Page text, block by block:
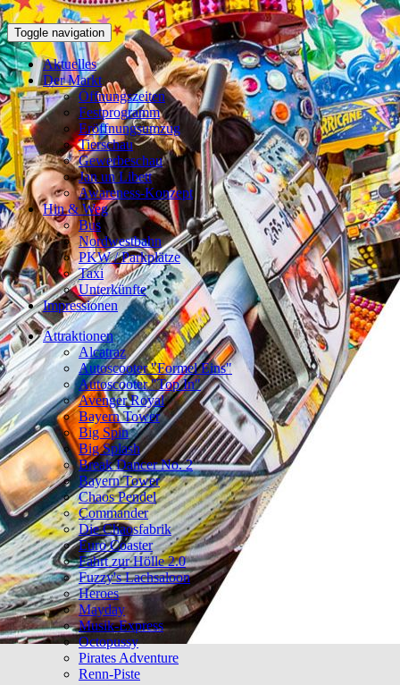
Toggle navigation
Aktuelles
Der Markt
Öffnungszeiten
Festprogramm
Eröffnungsumzug
Tierschau
Gewerbeschau
Jan un Libett
Awareness-Konzept
Hin & Weg
Bus
Nordwestbahn
PKW / Parkplätze
Taxi
Unterkünfte
Impressionen
Attraktionen
Alcatraz
Autoscooter "Formel Eins"
Autoscooter "Top In"
Avenger Royal
Bayern Tower
Big Spin
Big Splash
Break Dancer No. 2
Bayern Tower
Chaos Pendel
Commander
Die Chaosfabrik
Euro Coaster
Fahrt zur Hölle 2.0
Fuzzy's Lachsaloon
Heroes
Mayday
Musik-Express
Octopussy
Pirates Adventure
Renn-Piste